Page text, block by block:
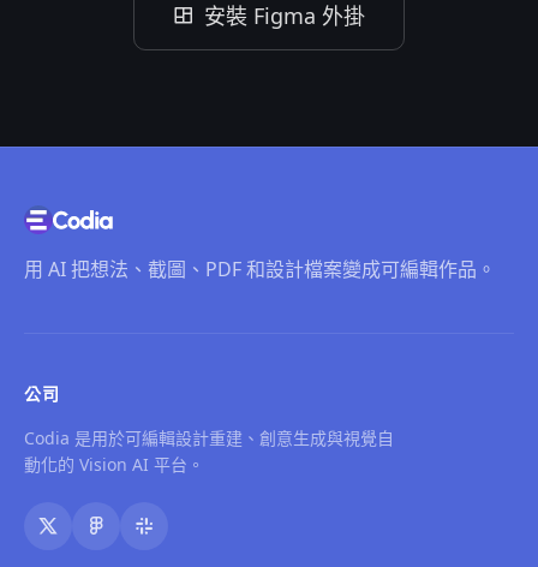
安裝 Figma 外掛
用 AI 把想法、截圖、PDF 和設計檔案變成可編輯作品。
公司
Codia 是用於可編輯設計重建、創意生成與視覺自
動化的 Vision AI 平台。